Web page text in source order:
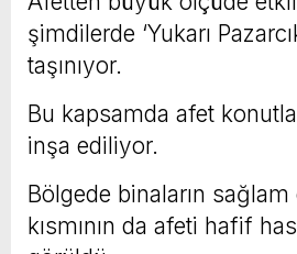
şimdilerde ‘Yukarı
taşınıyor.
Bu kapsamda afet
inşa ediliyor.
Bölgede binaların
kısmının da afeti hafif